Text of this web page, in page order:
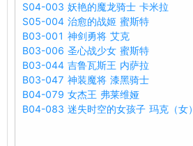
S04-003 妖艳的魔龙骑士 卡米拉
S05-004 治愈的战姬 蜜斯特
B03-001 神剑勇将 艾克
B03-006 圣心战少女 蜜斯特
B03-044 吉鲁瓦斯王 内萨拉
B03-047 神装魔将 漆黑骑士
B04-079 女杰王 弗莱维娅
B04-083 迷失时空的女孩子 玛克（女）